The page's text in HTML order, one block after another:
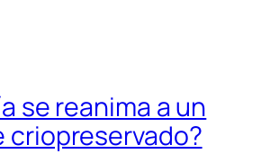
se reanima a un
criopreservado?